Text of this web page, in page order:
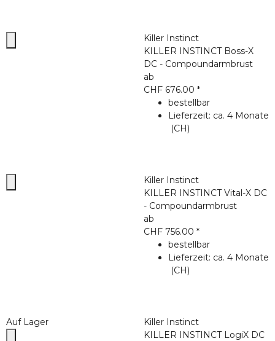
Killer Instinct
KILLER INSTINCT Boss-X
DC - Compoundarmbrust
ab
CHF 676.00 *
bestellbar
Lieferzeit: ca. 4 Monate
(CH)
Killer Instinct
KILLER INSTINCT Vital-X DC
- Compoundarmbrust
ab
CHF 756.00 *
bestellbar
Lieferzeit: ca. 4 Monate
(CH)
Auf Lager
Killer Instinct
KILLER INSTINCT LogiX DC